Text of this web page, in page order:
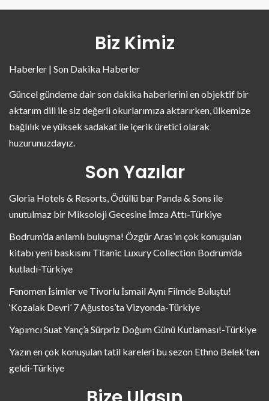
Biz Kimiz
Haberler | Son Dakika Haberler
Güncel gündeme dair son dakika haberlerini en objektif bir
aktarım dili ile siz değerli okurlarımıza aktarırken, ülkemize
bağlılık ve yüksek sadakat ile içerik üretici olarak
huzurunuzdayız.
Son Yazılar
Gloria Hotels & Resorts, Ödüllü bar Panda & Sons ile
unutulmaz bir Miksoloji Gecesine İmza Attı-Türkiye
Bodrum’da anlamlı buluşma! Özgür Aras’ın çok konuşulan
kitabı yeni baskısını Titanic Luxury Collection Bodrum’da
kutladı-Türkiye
Fenomen İsimler ve Tivorlu İsmail Aynı Filmde Buluştu!
‘Kozalak Devri’ 7 Ağustos’ta Vizyonda-Türkiye
Yapımcı Suat Yanç’a Sürpriz Doğum Günü Kutlaması!-Türkiye
Yazın en çok konuşulan tatil kareleri bu sezon Ethno Belek’ten
geldi-Türkiye